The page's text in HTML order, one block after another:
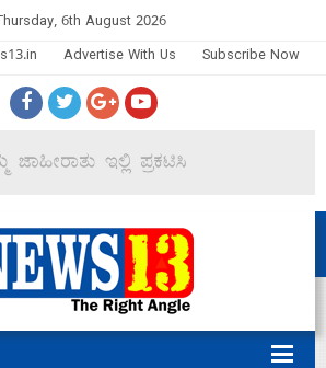
6th August 2026
Advertise With Us Subscribe Now